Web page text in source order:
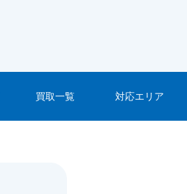
買取一覧 対応エリア